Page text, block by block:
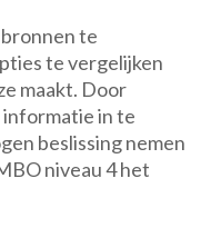
te
te vergelijken
maakt. Door
in te
beslissing nemen
niveau 4 het